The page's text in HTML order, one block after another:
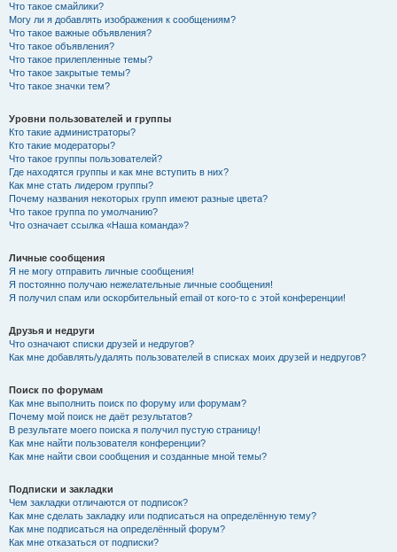
Что такое смайлики?
Могу ли я добавлять изображения к сообщениям?
Что такое важные объявления?
Что такое объявления?
Что такое прилепленные темы?
Что такое закрытые темы?
Что такое значки тем?
Уровни пользователей и группы
Кто такие администраторы?
Кто такие модераторы?
Что такое группы пользователей?
Где находятся группы и как мне вступить в них?
Как мне стать лидером группы?
Почему названия некоторых групп имеют разные цвета?
Что такое группа по умолчанию?
Что означает ссылка «Наша команда»?
Личные сообщения
Я не могу отправить личные сообщения!
Я постоянно получаю нежелательные личные сообщения!
Я получил спам или оскорбительный email от кого-то с этой конференции!
Друзья и недруги
Что означают списки друзей и недругов?
Как мне добавлять/удалять пользователей в списках моих друзей и недругов?
Поиск по форумам
Как мне выполнить поиск по форуму или форумам?
Почему мой поиск не даёт результатов?
В результате моего поиска я получил пустую страницу!
Как мне найти пользователя конференции?
Как мне найти свои сообщения и созданные мной темы?
Подписки и закладки
Чем закладки отличаются от подписок?
Как мне сделать закладку или подписаться на определённую тему?
Как мне подписаться на определённый форум?
Как мне отказаться от подписки?